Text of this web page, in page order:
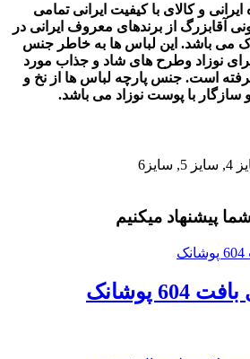
و کالای با کیفیت ایرانی تمامی
آقابزرگ از برندهای معروف ایرانی در
می باشد. این لباس ها به خاطر جنس
نوزاد وطرح های شاد و جذاب مورد
است. جنس پارچه لباس ها از نخ و
با پوست نوزاد می باشد.
پیشنهاد میکنیم
پوشانک